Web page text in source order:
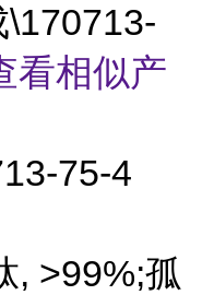
看相似产
75-4
, >99%;孤